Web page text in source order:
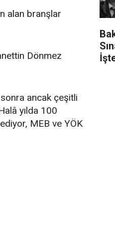
alan branşlar
Dönmez
sonra ancak çeşitli
yılda 100
MEB ve YÖK